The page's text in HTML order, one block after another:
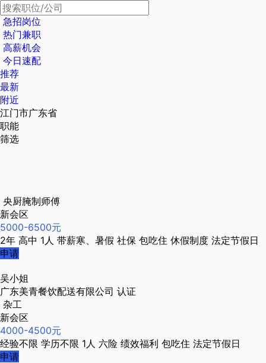
急招岗位
热门兼职
高薪机会
今日速配
推荐
最新
附近
江门市广东省
职能
筛选
央厨腌制师傅
新会区
5000-6500元
2年 高中 1人 带薪寒、暑假 社保 包吃住 休假制度 法定节假日
申请
吴小姐
广东美青餐饮配送有限公司 认证
杂工
新会区
4000-4500元
经验不限 学历不限 1人 六险 绩效福利 包吃住 法定节假日
申请